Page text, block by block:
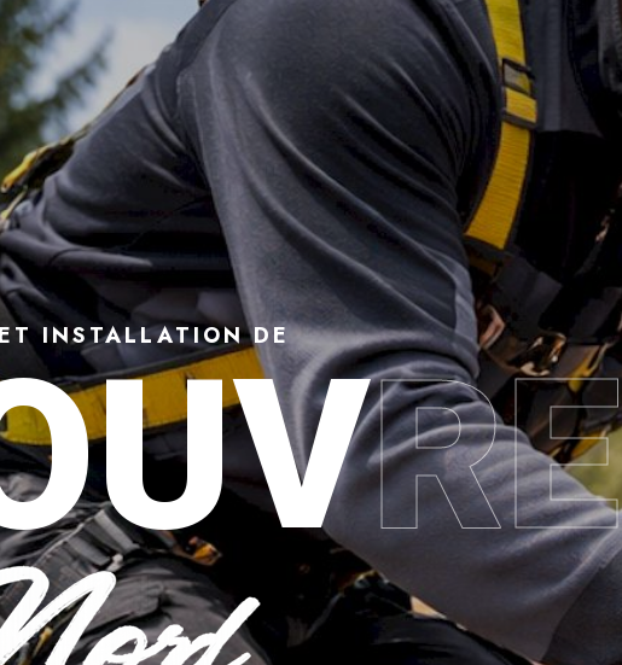
INSTALLATION DE
Denain (59220) :